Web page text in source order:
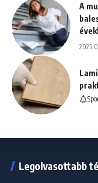
A
Legolvasottabb